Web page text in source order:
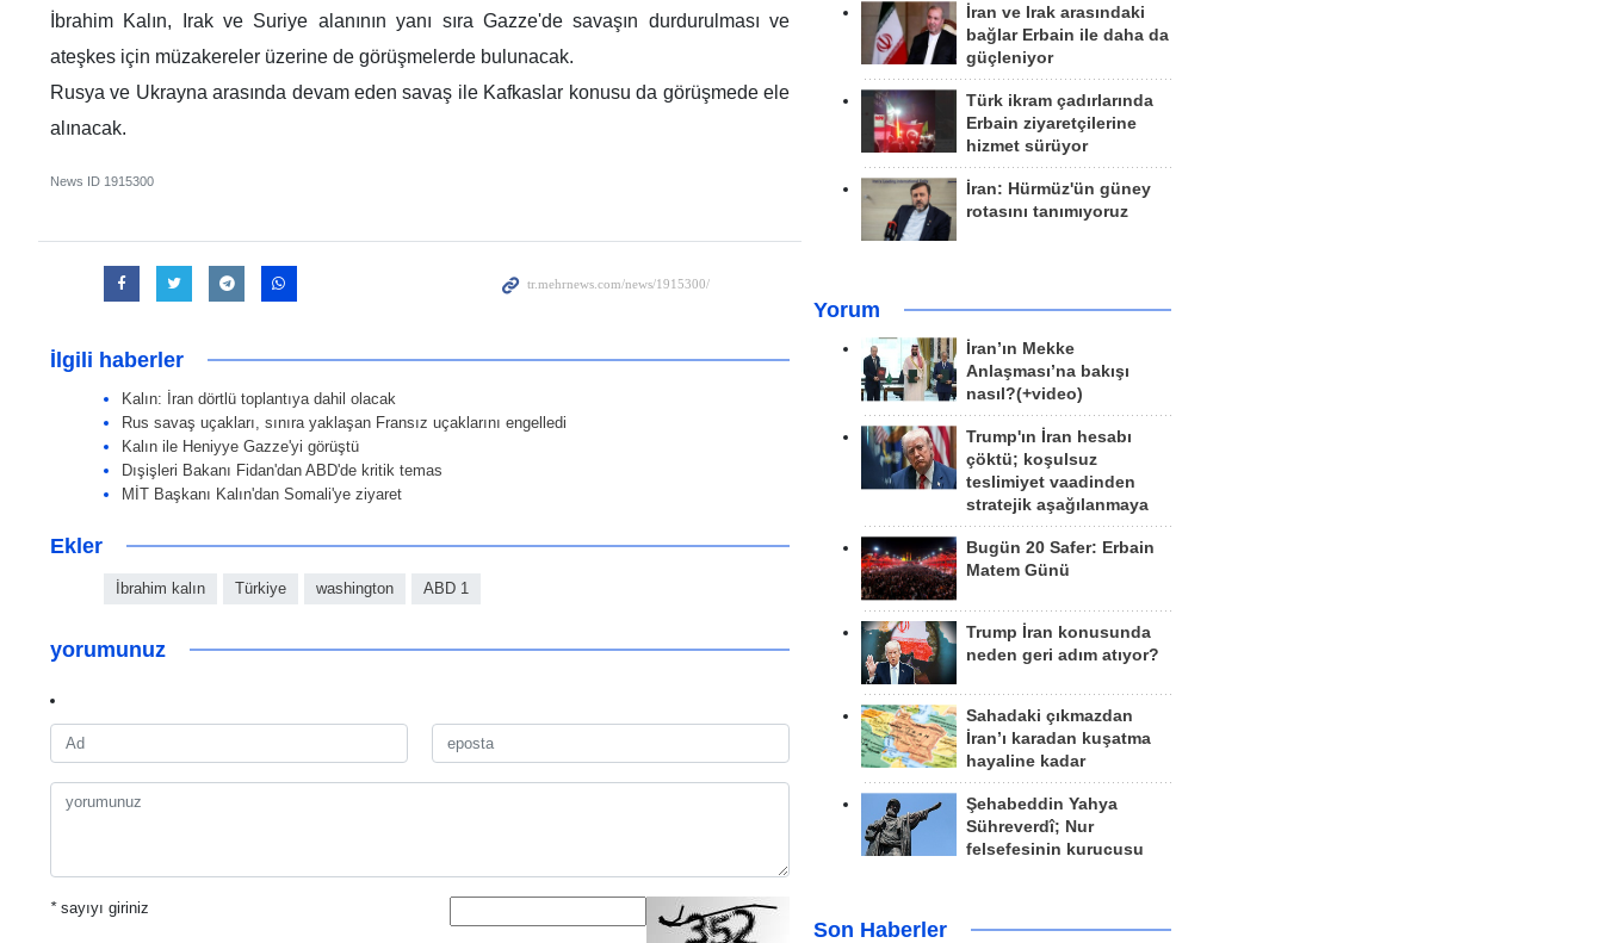
İbrahim Kalın, Irak ve Suriye alanının yanı sıra Gazze'de savaşın durdurulması ve
ateşkes için müzakereler üzerine de görüşmelerde bulunacak.
Rusya ve Ukrayna arasında devam eden savaş ile Kafkaslar konusu da görüşmede ele
alınacak.
News ID 1915300
İlgili haberler
Kalın: İran dörtlü toplantıya dahil olacak
Rus savaş uçakları, sınıra yaklaşan Fransız uçaklarını engelledi
Kalın ile Heniyye Gazze'yi görüştü
Dışişleri Bakanı Fidan'dan ABD'de kritik temas
MİT Başkanı Kalın'dan Somali'ye ziyaret
Ekler
İbrahim kalın Türkiye washington ABD 1
yorumunuz
*sayıyı giriniz
İran ve Irak arasındaki
bağlar Erbain ile daha da
güçleniyor
Türk ikram çadırlarında
Erbain ziyaretçilerine
hizmet sürüyor
İran: Hürmüz'ün güney
rotasını tanımıyoruz
Yorum
İran’ın Mekke
Anlaşması’na bakışı
nasıl?(+video)
Trump'ın İran hesabı
çöktü; koşulsuz
teslimiyet vaadinden
stratejik aşağılanmaya
Bugün 20 Safer: Erbain
Matem Günü
Trump İran konusunda
neden geri adım atıyor?
Sahadaki çıkmazdan
İran’ı karadan kuşatma
hayaline kadar
Şehabeddin Yahya
Sühreverdî; Nur
felsefesinin kurucusu
Son Haberler